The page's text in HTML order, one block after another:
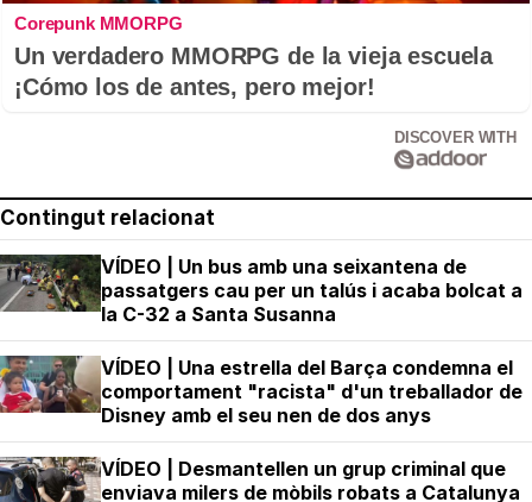
Corepunk MMORPG
Un verdadero MMORPG de la vieja escuela
¡Cómo los de antes, pero mejor!
DISCOVER WITH
Contingut relacionat
VÍDEO | Un bus amb una seixantena de
passatgers cau per un talús i acaba bolcat a
la C-32 a Santa Susanna
VÍDEO | Una estrella del Barça condemna el
comportament "racista" d'un treballador de
Disney amb el seu nen de dos anys
VÍDEO | Desmantellen un grup criminal que
enviava milers de mòbils robats a Catalunya